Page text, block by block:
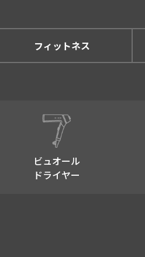
フィットネス
ビュオール
ドライヤー